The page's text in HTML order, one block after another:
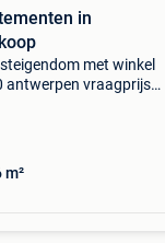
in
met winkel
antwerpen vraagprijs:
m²